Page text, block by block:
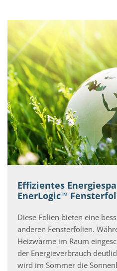
Effizientes
EnerLogic™
Diese Folien bieten eine
anderen Fensterfolien.
Heizwärme im Raum
der Energieverbrauch
wird im Sommer die